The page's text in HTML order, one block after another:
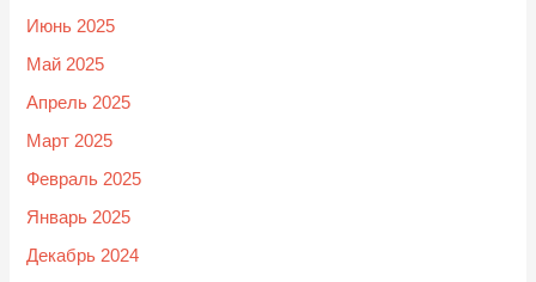
Июнь 2025
Май 2025
Апрель 2025
Март 2025
Февраль 2025
Январь 2025
Декабрь 2024